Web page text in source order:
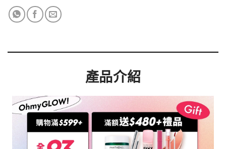
產品介紹